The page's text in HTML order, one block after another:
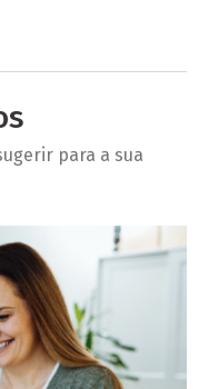
para a sua